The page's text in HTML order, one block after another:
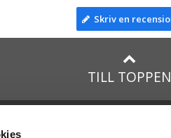
Skriv en
TILL TOPPEN